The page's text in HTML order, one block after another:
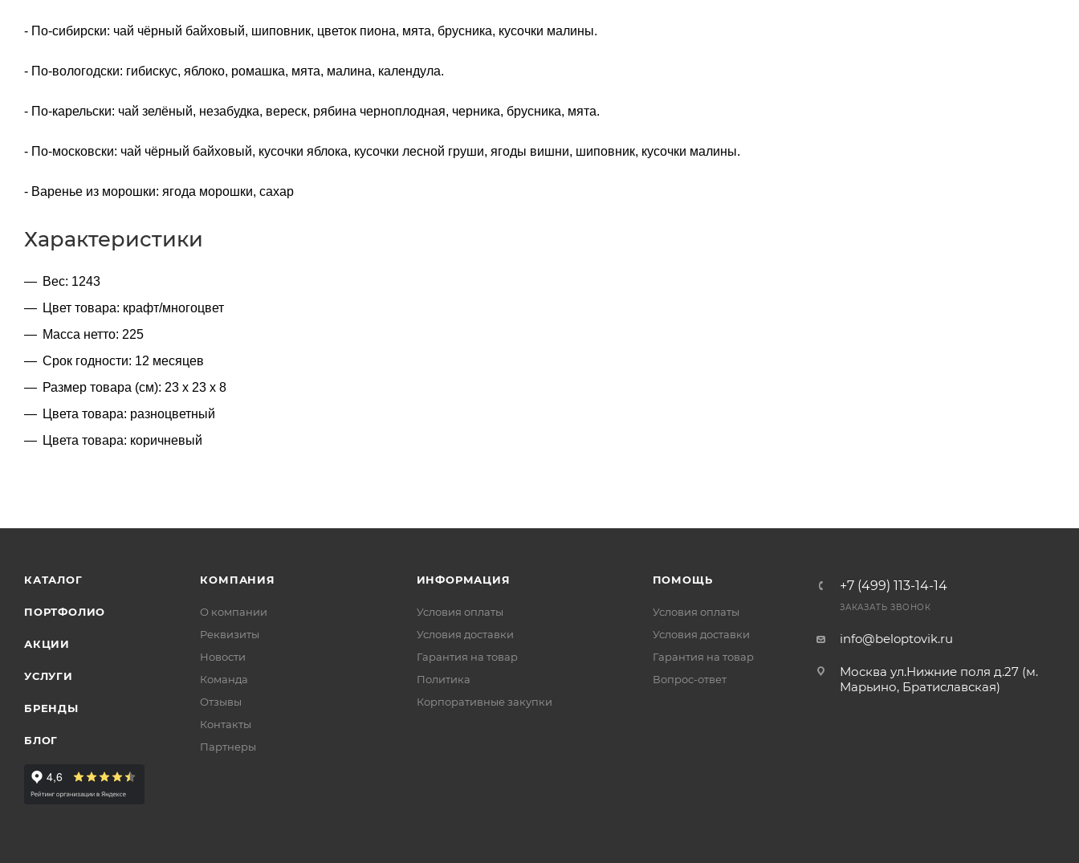
- По-сибирски: чай чёрный байховый, шиповник, цветок пиона, мята, брусника, кусочки малины.
- По-вологодски: гибискус, яблоко, ромашка, мята, малина, календула.
- По-карельски: чай зелёный, незабудка, вереск, рябина черноплодная, черника, брусника, мята.
- По-московски: чай чёрный байховый, кусочки яблока, кусочки лесной груши, ягоды вишни, шиповник, кусочки малины.
- Варенье из морошки: ягода морошки, сахар
Характеристики
Вес: 1243
Цвет товара: крафт/многоцвет
Масса нетто: 225
Срок годности: 12 месяцев
Размер товара (см): 23 х 23 х 8
Цвета товара: разноцветный
Цвета товара: коричневый
КАТАЛОГ
ПОРТФОЛИО
АКЦИИ
УСЛУГИ
БРЕНДЫ
БЛОГ
КОМПАНИЯ
О компании
Реквизиты
Новости
Команда
Отзывы
Контакты
Партнеры
ИНФОРМАЦИЯ
Условия оплаты
Условия доставки
Гарантия на товар
Политика
Корпоративные закупки
ПОМОЩЬ
Условия оплаты
Условия доставки
Гарантия на товар
Вопрос-ответ
+7 (499) 113-14-14
ЗАКАЗАТЬ ЗВОНОК
info@beloptovik.ru
Москва ул.Нижние поля д.27 (м.
Марьино, Братиславская)